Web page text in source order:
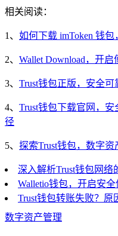
相关阅读：
1、 如何下载 imToken 钱
2、 Wallet Download，开
3、 Trust钱包正版，安全
4、 Trust钱包下载官网，
径
5、 探索Trust钱包，数字
深入解析Trust钱包网络
Walletio钱包，开启安
Trust钱包转账失败？
数字资产管理